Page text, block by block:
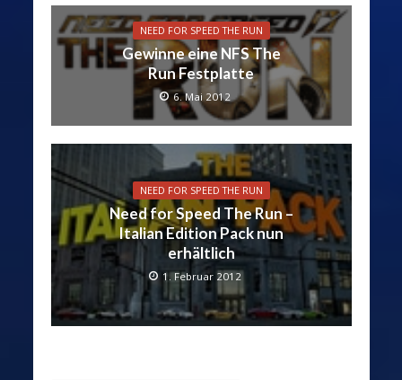
NEED FOR SPEED THE RUN
Gewinne eine NFS The
Run Festplatte
6. Mai 2012
NEED FOR SPEED THE RUN
Need for Speed The Run –
Italian Edition Pack nun
erhältlich
1. Februar 2012